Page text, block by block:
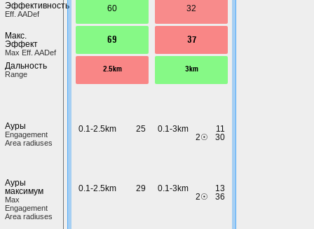
Эффективность
Eff. AADef
Макс.
Эффект
Max Eff. AADef
Дальность
Range
Ауры
Engagement
Area radiuses
Ауры
максимум
Max
Engagement
Area radiuses
60
69
2.5km
0.1-2.5km 25
0.1-2.5km 29
32
37
3km
0.1-3km
11
2☉
30
0.1-3km
13
2☉
36